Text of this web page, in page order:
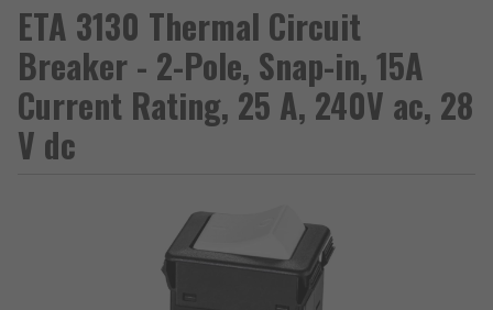
ETA 3130 Thermal Circuit
Breaker - 2-Pole, Snap-in, 15A
Current Rating, 25 A, 240V ac, 28
V dc